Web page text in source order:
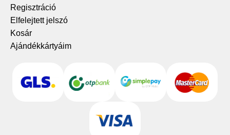
Regisztráció
Elfelejtett jelszó
Kosár
Ajándékkártyáim